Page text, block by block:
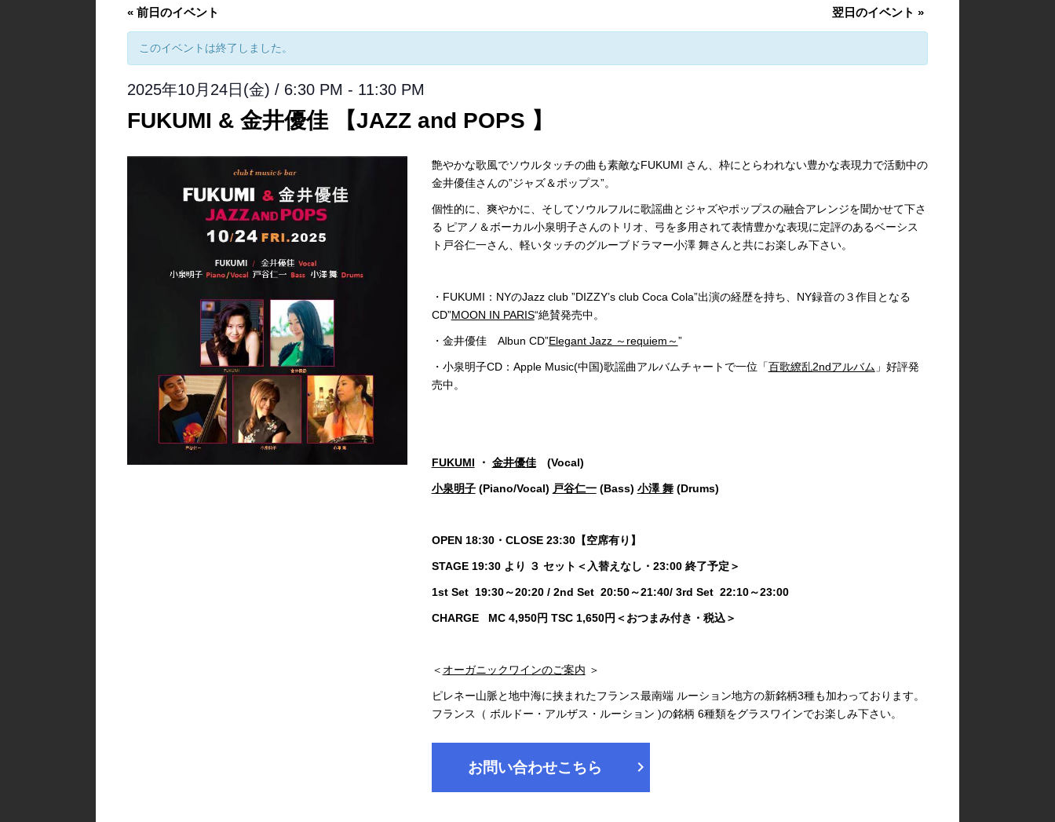
« 前日のイベント 翌日のイベント »
このイベントは終了しました。
2025年10月24日(金) / 6:30 PM - 11:30 PM
FUKUMI & 金井優佳 【JAZZ and POPS 】
艶やかな歌風でソウルタッチの曲も素敵なFUKUMI さん、枠にとらわれない豊かな表現力で活動中の
金井優佳さんの”ジャズ＆ポップス”。
個性的に、爽やかに、そしてソウルフルに歌謡曲とジャズやポップスの融合アレンジを聞かせて下さ
る ピアノ＆ボーカル小泉明子さんのトリオ、弓を多用されて表情豊かな表現に定評のあるベーシス
ト戸谷仁一さん、軽いタッチのグルーブドラマー小澤 舞さんと共にお楽しみ下さい。
・FUKUMI：NYのJazz club ”DIZZY’s club Coca Cola”出演の経歴を持ち、NY録音の３作目となる
CD”MOON IN PARIS“絶賛発売中。
・金井優佳 Albun CD”Elegant Jazz ～requiem～”
・小泉明子CD：Apple Music(中国)歌謡曲アルバムチャートで一位「百歌繚乱2ndアルバム 」好評発
売中。
FUKUMI ・ 金井優佳(Vocal)
小泉明子(Piano/Vocal) 戸谷仁一(Bass) 小澤 舞(Drums)
OPEN 18:30・CLOSE 23:30【空席有り】
STAGE 19:30 より ３ セット＜入替えなし・23:00 終了予定＞
1st Set 19:30～20:20 / 2nd Set 20:50～21:40/ 3rd Set 22:10～23:00
CHARGE MC 4,950円 TSC 1,650円＜おつまみ付き・税込＞
＜ オーガニックワインのご案内 ＞
ピレネー山脈と地中海に挟まれたフランス最南端 ルーション地方の新銘柄3種も加わっております。
フランス（ ボルドー・アルザス・ルーション )の銘柄 6種類をグラスワインでお楽しみ下さい。
お問い合わせこちら chevron_right